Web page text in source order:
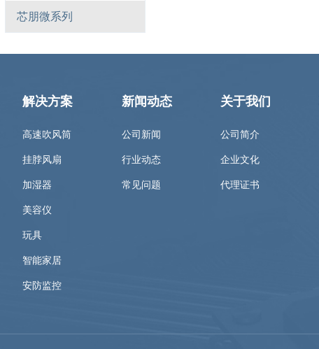
芯朋微系列
解决方案
高速吹风筒
挂脖风扇
加湿器
美容仪
玩具
智能家居
安防监控
新闻动态
公司新闻
行业动态
常见问题
关于我们
公司简介
企业文化
代理证书